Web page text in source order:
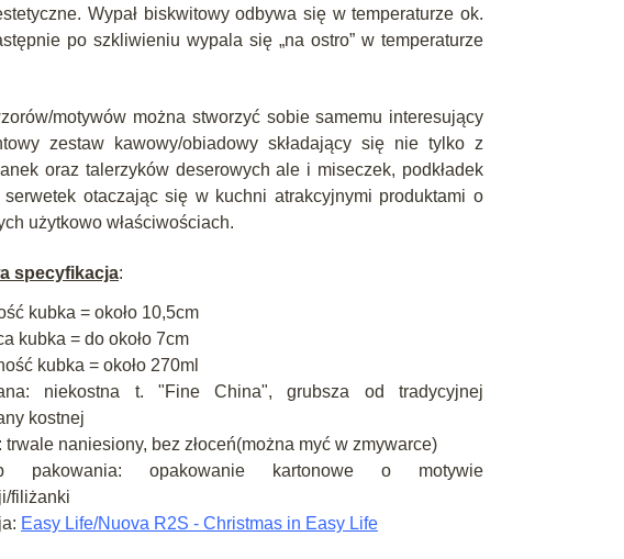
Wypał biskwitowy odbywa się w temperaturze ok.
po szkliwieniu wypala się „na ostro” w temperaturze
motywów można stworzyć sobie samemu interesujący
zestaw kawowy/obiadowy składający się nie tylko z
oraz talerzyków deserowych ale i miseczek, podkładek
serwetek otaczając się w kuchni atrakcyjnymi produktami o
użytkowo właściwościach.
specyfikacja:
kubka = około 10,5cm
kubka = do około 7cm
kubka = około 270ml
niekostna t. "Fine China", grubsza od tradycyjnej
kostnej
trwale naniesiony, bez złoceń(można myć w zmywarce)
pakowania: opakowanie kartonowe o motywie
filiżanki
Easy Life/Nuova R2S - Christmas in Easy Life